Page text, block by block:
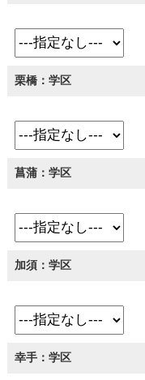
栗橋：学区
菖蒲：学区
加須：学区
幸手：学区